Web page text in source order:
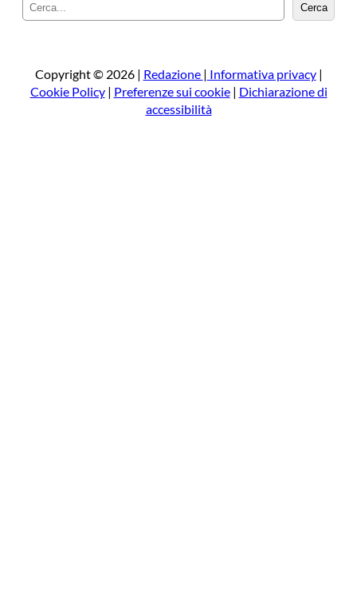
e
a
Cerca
Copyright © 2026 | Redazione | Informativa privacy|
Cookie Policy| Preferenze sui cookie| Dichiarazione di
accessibilità